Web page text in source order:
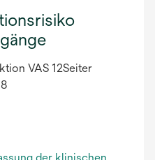
VAS 12Seiter